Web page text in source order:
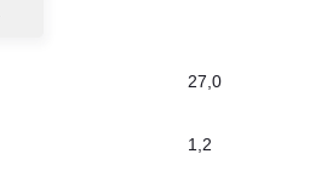
27,0
1,2